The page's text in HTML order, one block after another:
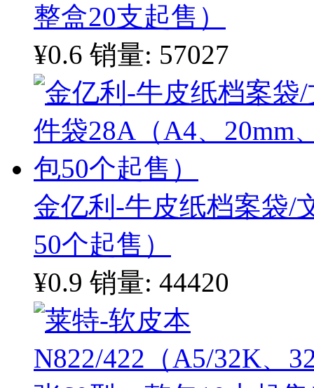
整盒20支起售）
¥0.6 销量: 57027
金亿利-牛皮纸档案袋/
50个起售）
¥0.9 销量: 44420